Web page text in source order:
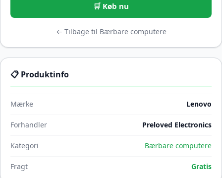
🛒 Køb nu
← Tilbage til Bærbare computere
📋 Produktinfo
Mærke Lenovo
Forhandler Preloved Electronics
Kategori Bærbare computere
Fragt Gratis